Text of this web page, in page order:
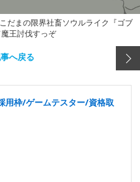
だまの限界社畜ソウルライク『ゴブ
王討伐すっぞ
へ戻る
用枠/ゲームテスター/資格取